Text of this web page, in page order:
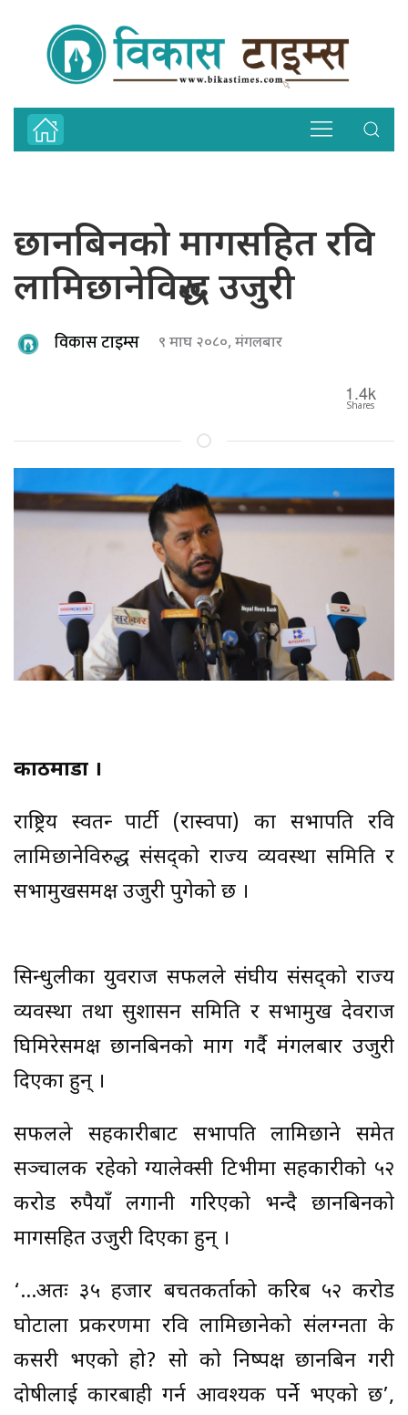
छानबिनको मागसहित रवि
लामिछानेविरुद्ध उजुरी
विकास टाइम्स ९ माघ २०८०, मंगलबार
1.4k
Shares
काठमाडौँ ।
राष्ट्रिय स्वतन्त्र पार्टी (रास्वपा) का सभापति रवि
लामिछानेविरुद्ध संसद्को राज्य व्यवस्था समिति र
सभामुखसमक्ष उजुरी पुगेको छ ।
सिन्धुलीका युवराज सफलले संघीय संसद्को राज्य
व्यवस्था तथा सुशासन समिति र सभामुख देवराज
घिमिरेसमक्ष छानबिनको माग गर्दै मंगलबार उजुरी
दिएका हुन् ।
सफलले सहकारीबाट सभापति लामिछाने समेत
सञ्चालक रहेको ग्यालेक्सी टिभीमा सहकारीको ५२
करोड रुपैयाँ लगानी गरिएको भन्दै छानबिनको
मागसहित उजुरी दिएका हुन् ।
‘…अतः ३५ हजार बचतकर्ताको करिब ५२ करोड
घोटाला प्रकरणमा रवि लामिछानेको संलग्नता के
कसरी भएको हो? सो को निष्पक्ष छानबिन गरी
दोषीलाई कारबाही गर्न आवश्यक पर्ने भएको छ’,